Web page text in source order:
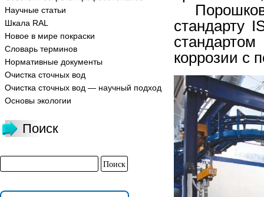
Научные статьи
Шкала RAL
Новое в мире покраски
Словарь терминов
Нормативные документы
Очистка сточных вод
Очистка сточных вод — научный подход
Основы экологии
Поиск
стандарту
стандартом
коррозии с